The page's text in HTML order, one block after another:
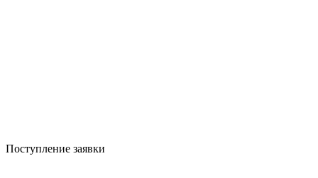
Поступление заявки